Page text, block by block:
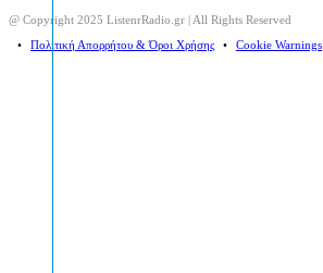
@ Copyright 2025 ListenrRadio.gr | All Rights Reserved
⠀•⠀ Πολιτική Απορρήτου & Όροι Χρήσης ⠀•⠀ Cookie Warnings